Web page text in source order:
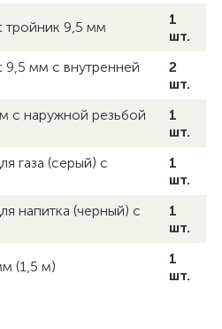
тройник 9,5 мм
1
шт.
мм с внутренней
2
шт.
с наружной резьбой
1
шт.
газа (серый) с
1
шт.
напитка (черный) с
1
шт.
(1,5 м)
1
шт.